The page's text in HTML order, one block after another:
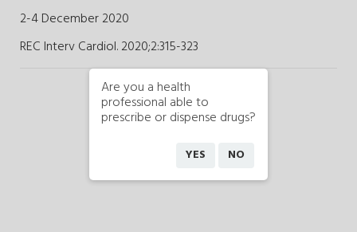
2-4 December 2020
REC Interv Cardiol. 2020;2:315-323
Are you a health
professional able to
prescribe or dispense drugs?
YES NO